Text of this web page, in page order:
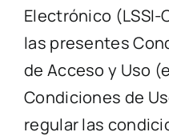
Electrónico (LSSI-
las presentes
de Acceso y Uso
Condiciones de
regular las